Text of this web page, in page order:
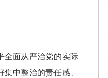
全面从严治党的实际
中整治的责任感、